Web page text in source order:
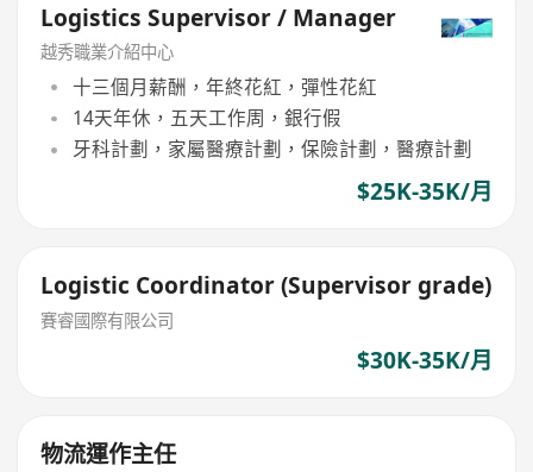
Logistics Supervisor / Manager
越秀職業介紹中心
十三個月薪酬，年終花紅，彈性花紅
14天年休，五天工作周，銀行假
牙科計劃，家屬醫療計劃，保險計劃，醫療計劃
$25K-35K/月
Logistic Coordinator (Supervisor grade)
賽睿國際有限公司
$30K-35K/月
物流運作主任